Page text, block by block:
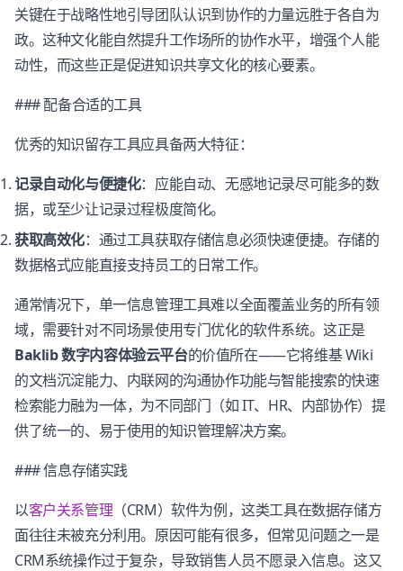
关键在于战略性地引导团队认识到协作的力量远胜于各自为
政。这种文化能自然提升工作场所的协作水平，增强个人能
动性，而这些正是促进知识共享文化的核心要素。
### 配备合适的工具
优秀的知识留存工具应具备两大特征：
记录自动化与便捷化：应能自动、无感地记录尽可能多的数
据，或至少让记录过程极度简化。
获取高效化：通过工具获取存储信息必须快速便捷。存储的
数据格式应能直接支持员工的日常工作。
通常情况下，单一信息管理工具难以全面覆盖业务的所有领
域，需要针对不同场景使用专门优化的软件系统。这正是
Baklib 数字内容体验云平台的价值所在——它将维基 Wiki
的文档沉淀能力、内联网的沟通协作功能与智能搜索的快速
检索能力融为一体，为不同部门（如 IT、HR、内部协作）提
供了统一的、易于使用的知识管理解决方案。
### 信息存储实践
以客户关系管理 （CRM）软件为例，这类工具在数据存储方
面往往未被充分利用。原因可能有很多，但常见问题之一是
CRM系统操作过于复杂，导致销售人员不愿录入信息。这又